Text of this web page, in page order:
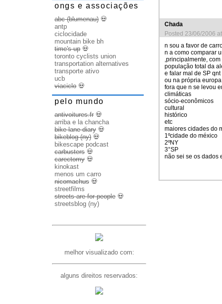
Chada
Posted 23/06/2006
n sou a favor de
n a como comparar
,principalmente,
população total da
e falar mal de SP
ou na própria
fora que n se levou
climáticas
sócio-econômicos
cultural
histórico
etc
maiores cidades do
1ºcidade do méxico
2ºNY
3°SP
não sei se os dados
ongs e associações
abc (blumenau) 💀
antp
ciclocidade
mountain bike bh
time's up 💀
toronto cyclists union
transportation alternatives
transporte ativo
ucb
viaciclo 💀
pelo mundo
antivoitures.fr 💀
arriba e la chancha
bike lane diary 💀
bikeblog (ny) 💀
bikescape podcast
carbusters 💀
carectomy 💀
kinokast
menos um carro
nicomachus 💀
streetfilms
streets are for people 💀
streetsblog (ny)
melhor visualizado com:
alguns direitos reservados: